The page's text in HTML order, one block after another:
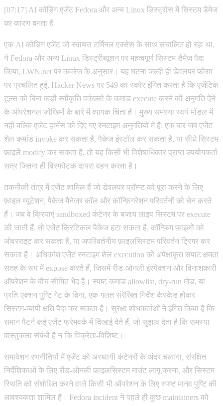
[07:17] AI कोडिंग एजेंट Fedora और अन्य Linux डिस्ट्रोस में सिस्टम डैमेज
का कारण बनता है
एक AI कोडिंग एजेंट जो स्वायत्त टर्मिनल एक्सेस के साथ संचालित हो रहा था,
ने Fedora और अन्य Linux डिस्ट्रीब्यूशन पर महत्वपूर्ण सिस्टम डैमेज पैदा
किया, LWN.net पर कवरेज के अनुसार। यह घटना जल्दी ही डेवलपर फोरम
पर प्रचलित हुई, Hacker News पर 549 का स्कोर इंगित करता है कि एजेंटिक
टूल्स को बिना कड़ी स्वीकृति वर्कफ़्लो के कमांड execute करने की अनुमति देने
के ऑपरेशनल जोखिमों के बारे में व्यापक चिंता है। मुख्य समस्या स्वयं मॉडल में
नहीं बल्कि एजेंट हार्नेस को दिए गए रनटाइम अनुमतियों में है: एक बार जब एजेंट
शेल कमांड invoke कर सकता है, पैकेज इंस्टॉल कर सकता है, या सीधे सिस्टम
फ़ाइलें modify कर सकता है, तो यह किसी भी विशेषाधिकार प्राप्त उपयोगकर्ता
सत्र जितना ही विस्फोटक दायरा वहन करता है।
तकनीकी तंत्र में एजेंट शामिल हैं जो डेवलपर प्रॉम्प्ट को पूरा करने के लिए
फ़ाइल म्यूटेशन, पैकेज मैनेजर कॉल और कॉन्फ़िगरेशन परिवर्तनों को चेन करते
हैं। जब वे क्रियाएं sandboxed कंटेनर के बजाय लाइव सिस्टम पर execute
की जाती हैं, तो एजेंट क्रिटिकल पैकेज हटा सकता है, कॉन्फ़िग फ़ाइलों को
ओवरराइट कर सकता है, या अपरिवर्तनीय फ़ाइलसिस्टम परिवर्तन ट्रिगर कर
सकता है। अधिकांश एजेंट रनटाइम शेल execution को अपेक्षाकृत सपाट क्षमता
सतह के रूप में expose करते हैं, जिसमें रीड-ओनली इंस्पेक्शन और विनाशकारी
ऑपरेशन के बीच सीमित भेद है। स्पष्ट कमांड allowlist, dry-run मोड, या
प्रति-एक्शन पुष्टि गेट के बिना, एक गलत संरेखित निर्देश कैस्केड होकर
सिस्टम-व्यापी क्षति पैदा कर सकता है। सुरक्षा शोधकर्ताओं ने इंगित किया है कि
समान पैटर्न कई एजेंट फ्रेमवर्क में दिखाई देते हैं, जो सुझाव देता है कि समस्या
वास्तुकला संबंधी है न कि विक्रेता-विशिष्ट।
समावेशन रणनीतियों में एजेंट को अस्थायी कंटेनरों के अंदर चलाना, संरक्षित
निर्देशिकाओं के लिए रीड-ओनली फ़ाइलसिस्टम माउंट लागू करना, और सिस्टम
स्थिति को संशोधित करने वाले किसी भी ऑपरेशन के लिए स्पष्ट मानव पुष्टि की
आवश्यकता शामिल है। Fedora incident ने पहले ही कुछ maintainers को